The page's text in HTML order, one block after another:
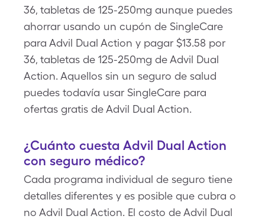
36, tabletas de 125-250mg aunque puedes
ahorrar usando un cupón de SingleCare
para Advil Dual Action y pagar $13.58 por
36, tabletas de 125-250mg de Advil Dual
Action. Aquellos sin un seguro de salud
puedes todavía usar SingleCare para
ofertas gratis de Advil Dual Action.
¿Cuánto cuesta Advil Dual Action
con seguro médico?
Cada programa individual de seguro tiene
detalles diferentes y es posible que cubra o
no Advil Dual Action. El costo de Advil Dual